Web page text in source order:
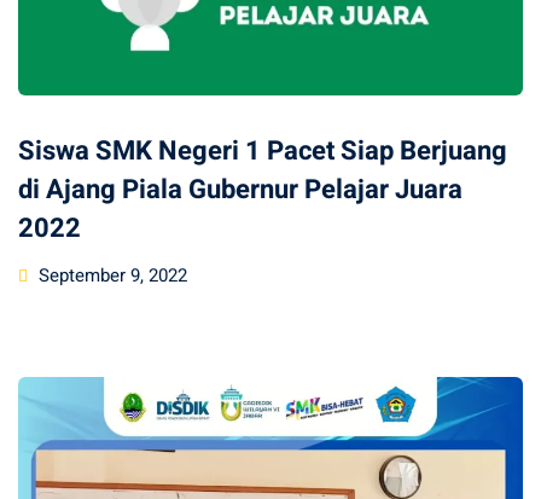
Siswa SMK Negeri 1 Pacet Siap Berjuang
di Ajang Piala Gubernur Pelajar Juara
2022
Posted
September 9, 2022